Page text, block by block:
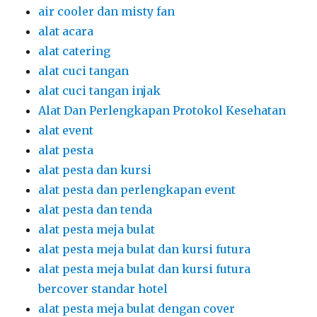
air cooler dan misty fan
alat acara
alat catering
alat cuci tangan
alat cuci tangan injak
Alat Dan Perlengkapan Protokol Kesehatan
alat event
alat pesta
alat pesta dan kursi
alat pesta dan perlengkapan event
alat pesta dan tenda
alat pesta meja bulat
alat pesta meja bulat dan kursi futura
alat pesta meja bulat dan kursi futura
bercover standar hotel
alat pesta meja bulat dengan cover